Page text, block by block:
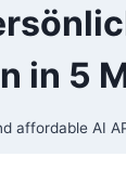
in 5
affordable AI